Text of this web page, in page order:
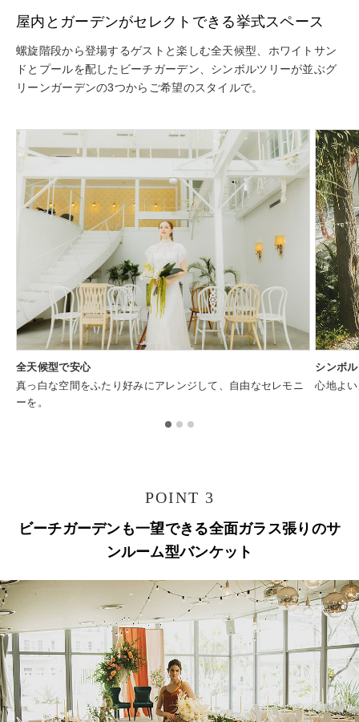
屋内とガーデンがセレクトできる挙式スペース
螺旋階段から登場するゲストと楽しむ全天候型、ホワイトサン
ドとプールを配したビーチガーデン、シンボルツリーが並ぶグ
リーンガーデンの3つからご希望のスタイルで。
全天候型で安心
真っ白な空間をふたり好みにアレンジして、自由なセレモニ
ーを。
シンボ
心地よ
POINT 3
ビーチガーデンも一望できる全面ガラス張りのサ
ンルーム型バンケット